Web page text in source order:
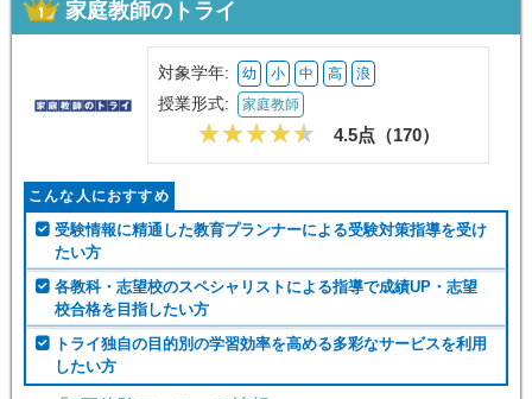
この条件で絞り込む
家庭教師のトライ
対象学年: 幼 小 中 高 浪
授業形式: 家庭教師
4.5点（170）
こんな人におすすめ
受験情報に精通した教育プランナーによる受験対策指導を受け
たい方
各教科・志望校のスペシャリストによる指導で成績UP・志望
校合格を目指したい方
トライ独自の目的別の学習効率を高める多彩なサービスを利用
したい方